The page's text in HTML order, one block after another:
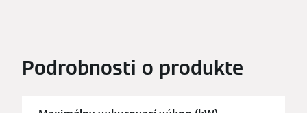
Podrobnosti o produkte